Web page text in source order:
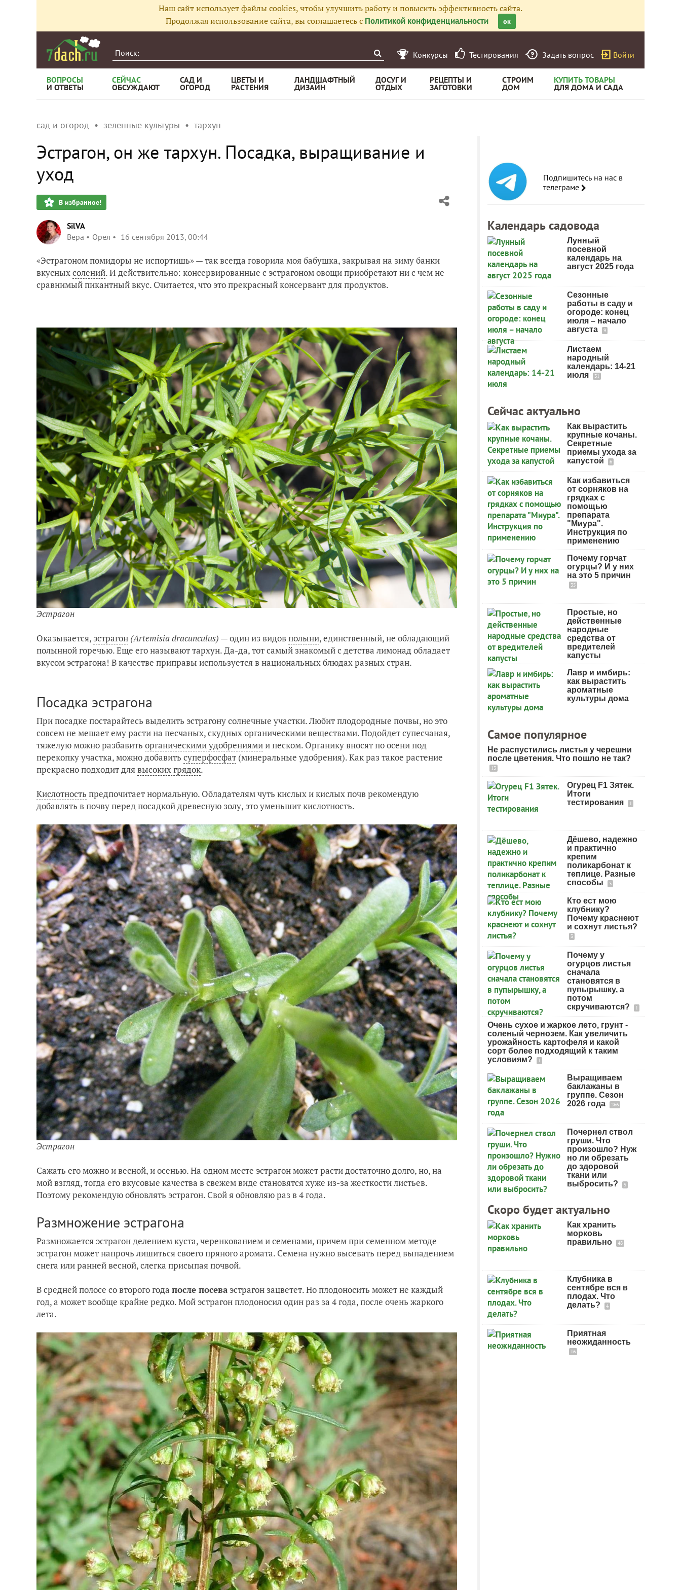
Наш сайт использует файлы cookies, чтобы улучшить работу и повысить эффективность сайта.
Продолжая использование сайта, вы соглашаетесь с Политикой конфиденциальности ок
Конкурсы Тестирования Задать вопрос Войти
ВОПРОСЫ
И ОТВЕТЫ
СЕЙЧАС
ОБСУЖДАЮТ
САД И
ОГОРОД
ЦВЕТЫ И
РАСТЕНИЯ
ЛАНДШАФТНЫЙ
ДИЗАЙН
ДОСУГ И
ОТДЫХ
РЕЦЕПТЫ И
ЗАГОТОВКИ
СТРОИМ
ДОМ
КУПИТЬ ТОВАРЫ
ДЛЯ ДОМА И САДА
сад и огород зеленные культуры тархун
Эстрагон, он же тархун. Посадка, выращивание и
уход
В избранное!
SilVA
Вера
Орел 16 сентября 2013, 00:44
«Эстрагоном помидоры не испортишь» — так всегда говорила моя бабушка, закрывая на зиму банки
вкусныхсолений. И действительно: консервированные с эстрагоном овощи приобретают ни с чем не
сравнимый пикантный вкус. Считается, что это прекрасный консервант для продуктов.
Эстрагон
Оказывается, эстрагон (Artemisia dracunculus) — один из видовполыни, единственный, не обладающий
полынной горечью. Еще его называют тархун. Да-да, тот самый знакомый с детства лимонад обладает
вкусом эстрагона! В качестве приправы используется в национальных блюдах разных стран.
Посадка эстрагона
При посадке постарайтесь выделить эстрагону солнечные участки. Любит плодородные почвы, но это
совсем не мешает ему расти на песчаных, скудных органическими веществами. Подойдет супесчаная,
тяжелую можно разбавить органическими удобрениямии песком. Органику вносят по осени под
перекопку участка, можно добавить суперфосфат (минеральные удобрения). Как раз такое растение
прекрасно подходит длявысоких грядок.
Кислотность предпочитает нормальную. Обладателям чуть кислых и кислых почв рекомендую
добавлять в почву перед посадкой древесную золу, это уменьшит кислотность.
Эстрагон
Сажать его можно и весной, и осенью. На одном месте эстрагон может расти достаточно долго, но, на
мой взгляд, тогда его вкусовые качества в свежем виде становятся хуже из-за жесткости листьев.
Поэтому рекомендую обновлять эстрагон. Свой я обновляю раз в 4 года.
Размножение эстрагона
Размножается эстрагон делением куста, черенкованием и семенами, причем при семенном методе
эстрагон может напрочь лишиться своего пряного аромата. Семена нужно высевать перед выпадением
снега или ранней весной, слегка присыпая почвой.
В средней полосе со второго года после посеваэстрагон зацветет. Но плодоносить может не каждый
год, а может вообще крайне редко. Мой эстрагон плодоносил один раз за 4 года, после очень жаркого
лета.
Подпишитесь на нас в
телеграме
Календарь садовода
Лунный
посевной
календарь на
август 2025 года
Сезонные
работы в саду и
огороде: конец
июля – начало
августа
9
Листаем
народный
календарь: 14-21
июля
31
Сейчас актуально
Как вырастить
крупные кочаны.
Секретные
приемы ухода за
капустой
6
Как избавиться
от сорняков на
грядках с
помощью
препарата
"Миура".
Инструкция по
применению
Почему горчат
огурцы? И у них
на это 5 причин
35
Простые, но
действенные
народные
средства от
вредителей
капусты
Лавр и имбирь:
как вырастить
ароматные
культуры дома
Самое популярное
Не распустились листья у черешни
после цветения. Что пошло не так?
13
Огурец F1 Зятек.
Итоги
тестирования
1
Дёшево, надежно
и практично
крепим
поликарбонат к
теплице. Разные
способы
3
Кто ест мою
клубнику?
Почему краснеют
и сохнут листья?
3
Почему у
огурцов листья
сначала
становятся в
пупырышку, а
потом
скручиваются?
1
Очень сухое и жаркое лето, грунт -
соленый чернозем. Как увеличить
урожайность картофеля и какой
сорт более подходящий к таким
условиям?
1
Выращиваем
баклажаны в
группе. Сезон
2026 года
266
Почернел ствол
груши. Что
произошло? Нуж
но ли обрезать
до здоровой
ткани или
выбросить?
5
Скоро будет актуально
Как хранить
морковь
правильно
48
Клубника в
сентябре вся в
плодах. Что
делать?
4
Приятная
неожиданность
16